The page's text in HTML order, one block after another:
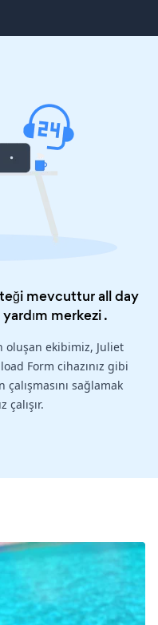
mevcuttur all day
yardım merkezi.
oluşan ekibimiz, Juliet
Form cihazınız gibi
sağlamak
çalışır.